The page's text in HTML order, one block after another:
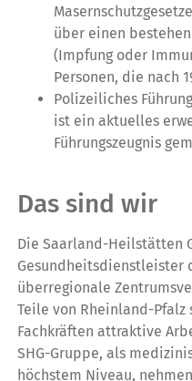
über einen
(Impfung oder
Personen, die nach
Polizeiliches
ist ein aktuelles
Führungszeugnis
Das sind wir
Die Saarland-Heilstätten
Gesundheitsdienstleister
überregionale
Teile von Rheinland-
Fachkräften attraktive
SHG-Gruppe, als
höchstem Niveau,